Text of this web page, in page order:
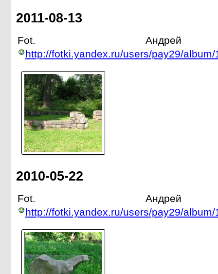
2011-08-13
Fot. Андрей
http://fotki.yandex.ru/users/pay29/album/
2010-05-22
Fot. Андрей
http://fotki.yandex.ru/users/pay29/album/